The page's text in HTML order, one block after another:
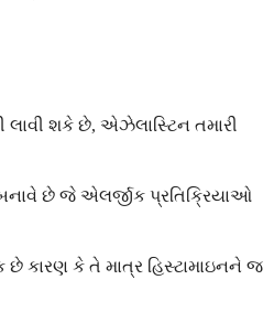
શકે છે, એઝેલાસ્ટિન તમારી
બનાવે છે જે એલર્જીક પ્રતિક્રિયાઓ
કારણ કે તે માત્ર હિસ્ટામાઇનને જ